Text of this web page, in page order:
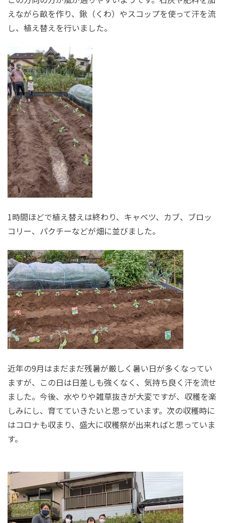
えながら畝を作り、鍬（くわ）やスコップを使って汗を流
し、植え替えを行いました。
1時間ほどで植え替えは終わり、キャベツ、カブ、ブロッ
コリー、パクチーなどが畑に並びました。
近年の9月はまだまだ残暑が厳しく暑い日が多くなってい
ますが、この日は日差しも強くなく、気持ち良く汗を流せ
ました。今後、水やりや雑草抜きが大変ですが、収穫を楽
しみにし、育てていきたいと思っています。次の収穫時に
はコロナも収まり、盛大に収穫祭が出来ればと思っていま
す。